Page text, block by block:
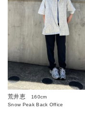
荒井恵
160cm
Snow Peak Back Office